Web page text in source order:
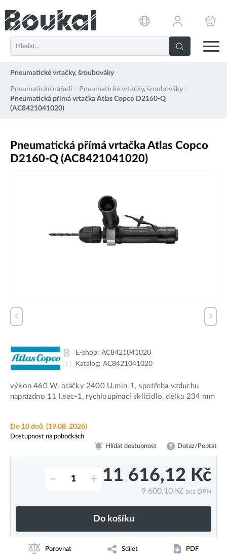
Pneumatické vrtačky, šroubováky
Pneumatické nářadí
Pneumatické vrtačky, šroubováky
Pneumatická přímá vrtačka Atlas Copco D2160-Q
(AC8421041020)
Pneumatická přímá vrtačka Atlas Copco
D2160-Q (AC8421041020)
E-shop: AC8421041020
Katalog: AC8421041020
výkon 460 W, otáčky 2400 U.min-1, spotřeba vzduchu
naprázdno 11 l.sec-1, rychloupínací sklíčidlo, délka 234 mm
Do 10 dnů (19.08. 2026)
Dostupnost na pobočkách
Hlídat dostupnost Dotaz/Poptat
– + 11 616,12 Kč
9 600,10 Kč bez DPH
Do košíku
Porovnat Sdílet PDF